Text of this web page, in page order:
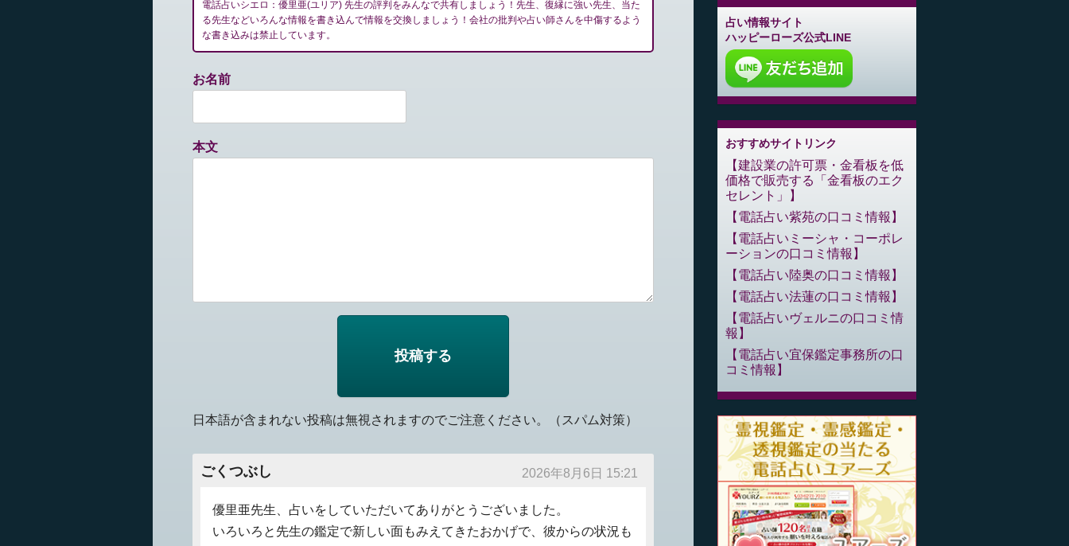
電話占いシエロ：優里亜(ユリア) 先生の評判をみんなで共有しましょう！先生、復縁に強い先生、当た
る先生などいろんな情報を書き込んで情報を交換しましょう！会社の批判や占い師さんを中傷するよう
な書き込みは禁止しています。
お名前
本文
日本語が含まれない投稿は無視されますのでご注意ください。（スパム対策）
ごくつぶし 2026年8月6日 15:21
優里亜先生、占いをしていただいてありがとうございました。
いろいろと先生の鑑定で新しい面もみえてきたおかげで、彼からの状況も
占い情報サイト
ハッピーローズ公式LINE
おすすめサイトリンク
建設業の許可票・金看板を低
価格で販売する「金看板のエク
セレント」
電話占い紫苑の口コミ情報
電話占いミーシャ・コーポレ
ーションの口コミ情報
電話占い陸奥の口コミ情報
電話占い法蓮の口コミ情報
電話占いヴェルニの口コミ情
報
電話占い宜保鑑定事務所の口
コミ情報